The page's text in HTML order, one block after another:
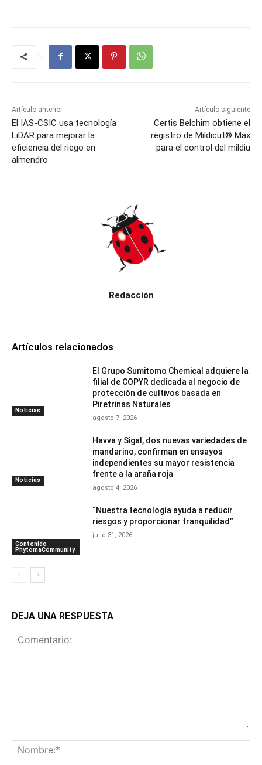
Artículo anterior
El IAS-CSIC usa tecnología
LiDAR para mejorar la
eficiencia del riego en
almendro
Artículo siguiente
Certis Belchim obtiene el
registro de Mildicut® Max
para el control del mildiu
Redacción
Artículos relacionados
Noticias
El Grupo Sumitomo Chemical adquiere la
filial de COPYR dedicada al negocio de
protección de cultivos basada en
Piretrinas Naturales
agosto 7, 2026
Noticias
Havva y Sigal, dos nuevas variedades de
mandarino, confirman en ensayos
independientes su mayor resistencia
frente a la araña roja
agosto 4, 2026
Contenido
PhytomaCommunity
“Nuestra tecnología ayuda a reducir
riesgos y proporcionar tranquilidad”
julio 31, 2026
DEJA UNA RESPUESTA